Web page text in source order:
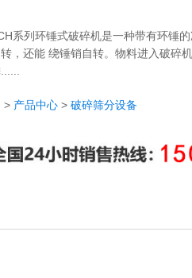
列环锤式破碎机是一种带有环锤的
，还能 绕锤销自转。物料进入破碎
> 产品中心 >破碎筛分设备